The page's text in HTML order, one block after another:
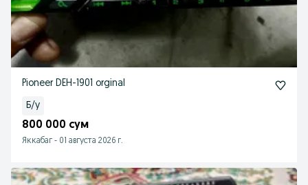
Pioneer DEH-1901 orginal
Б/у
800 000 сум
Яккабаг - 01 августа 2026 г.